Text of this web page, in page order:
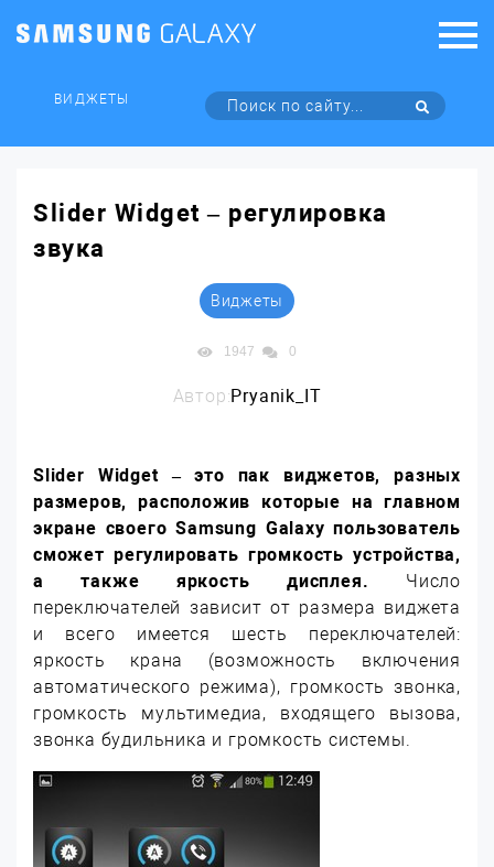
ВИДЖЕТЫ
Slider Widget – регулировка
звука
Виджеты
1947 0
Автор:Pryanik_IT
Slider Widget – это пак виджетов, разных
размеров, расположив которые на главном
экране своегоSamsung Galaxy пользователь
сможет регулировать громкость устройства,
а также яркость дисплея. Число
переключателей зависит от размера виджета
и всего имеется шесть переключателей:
яркость крана (возможность включения
автоматического режима), громкость звонка,
громкость мультимедиа, входящего вызова,
звонка будильника и громкость системы.